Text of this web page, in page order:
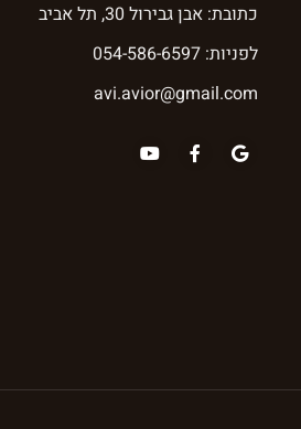
כתובת: אבן גבירול 30, תל אביב
לפניות: 054-586-6597
avi.avior@gmail.com